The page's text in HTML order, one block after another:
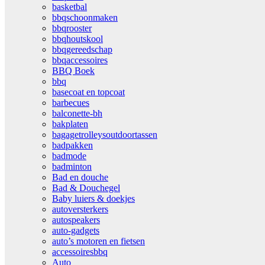
basketbal
bbqschoonmaken
bbqrooster
bbqhoutskool
bbqgereedschap
bbqaccessoires
BBQ Boek
bbq
basecoat en topcoat
barbecues
balconette-bh
bakplaten
bagagetrolleysoutdoortassen
badpakken
badmode
badminton
Bad en douche
Bad & Douchegel
Baby luiers & doekjes
autoversterkers
autospeakers
auto-gadgets
auto’s motoren en fietsen
accessoiresbbq
Auto